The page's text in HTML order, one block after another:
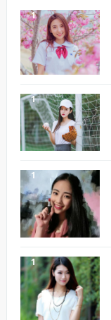
1
1
1
1